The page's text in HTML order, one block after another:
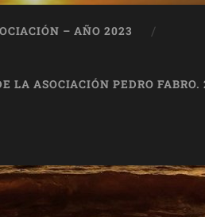
– AÑO 2023
LA ASOCIACIÓN PEDRO FABRO.